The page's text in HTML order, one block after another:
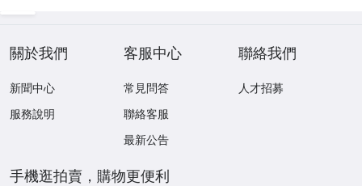
關於我們
新聞中心
服務說明
客服中心
常見問答
聯絡客服
最新公告
聯絡我們
人才招募
手機逛拍賣，購物更便利